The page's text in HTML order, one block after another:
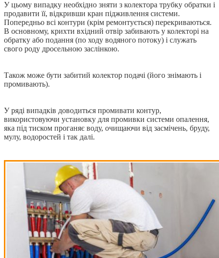
У цьому випадку необхідно зняти з колектора трубку обратки і
продавити її, відкривши кран підживлення системи.
Попередньо всі контури (крім ремонтується) перекриваються.
В основному, крихти вхідний отвір забивають у колекторі на
обратку або подання (по ходу водяного потоку) і служать
свого роду дросельною заслінкою.
Також може бути забитий колектор подачі (його знімають і
промивають).
У ряді випадків доводиться промивати контур,
використовуючи установку для промивки системи опалення,
яка під тиском проганяє воду, очищаючи від засмічень, бруду,
мулу, водоростей і так далі.